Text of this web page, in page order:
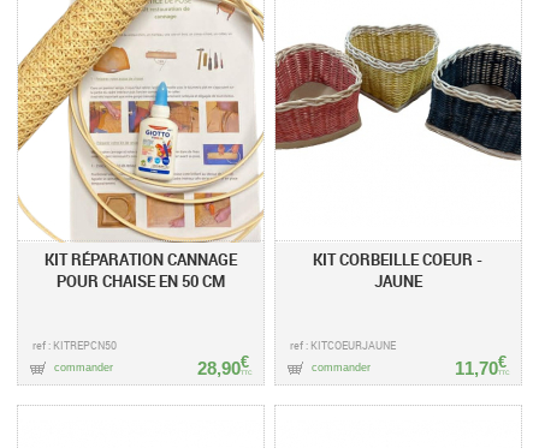
KIT RÉPARATION CANNAGE
POUR CHAISE EN 50 CM
ref : KITREPCN50
28,90€
TTC
commander
KIT CORBEILLE COEUR -
JAUNE
ref : KITCOEURJAUNE
11,70€
TTC
commander